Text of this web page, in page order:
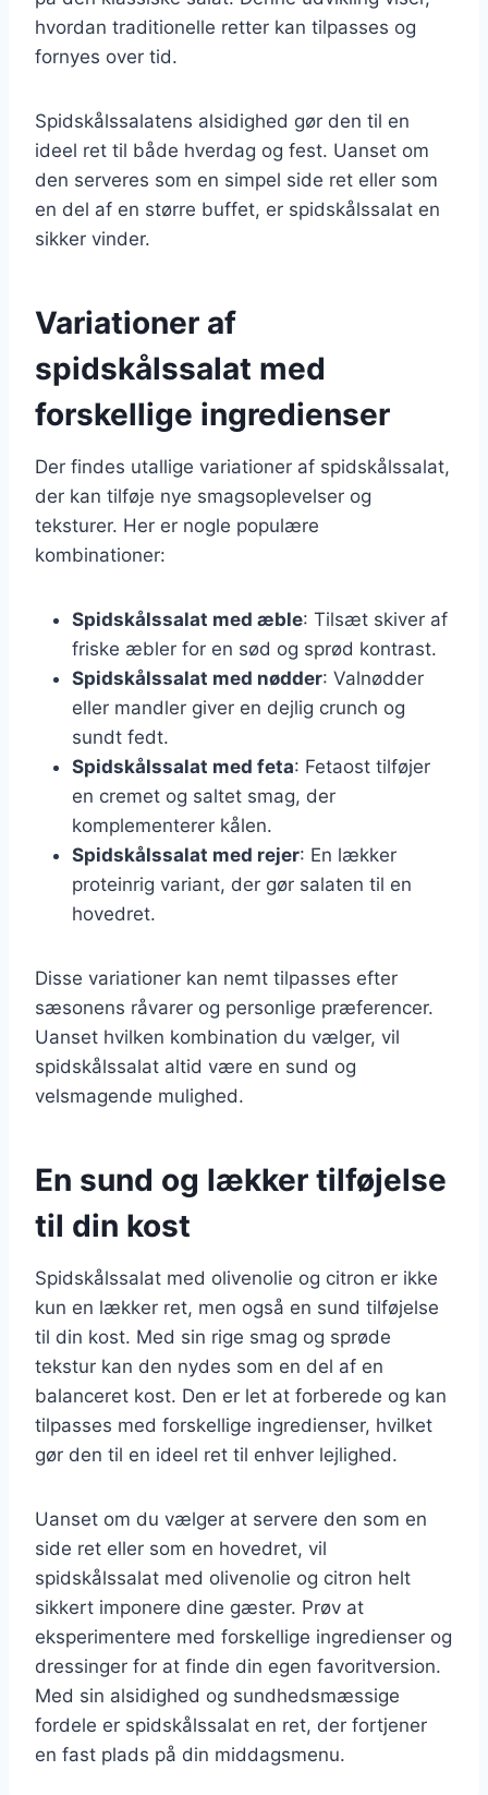
hvordan traditionelle retter kan tilpasses og
fornyes over tid.
Spidskålssalatens alsidighed gør den til en
ideel ret til både hverdag og fest. Uanset om
den serveres som en simpel side ret eller som
en del af en større buffet, er spidskålssalat en
sikker vinder.
Variationer af
spidskålssalat med
forskellige ingredienser
Der findes utallige variationer af spidskålssalat,
der kan tilføje nye smagsoplevelser og
teksturer. Her er nogle populære
kombinationer:
Spidskålssalat med æble: Tilsæt skiver af
friske æbler for en sød og sprød kontrast.
Spidskålssalat med nødder: Valnødder
eller mandler giver en dejlig crunch og
sundt fedt.
Spidskålssalat med feta: Fetaost tilføjer
en cremet og saltet smag, der
komplementerer kålen.
Spidskålssalat med rejer: En lækker
proteinrig variant, der gør salaten til en
hovedret.
Disse variationer kan nemt tilpasses efter
sæsonens råvarer og personlige præferencer.
Uanset hvilken kombination du vælger, vil
spidskålssalat altid være en sund og
velsmagende mulighed.
En sund og lækker tilføjelse
til din kost
Spidskålssalat med olivenolie og citron er ikke
kun en lækker ret, men også en sund tilføjelse
til din kost. Med sin rige smag og sprøde
tekstur kan den nydes som en del af en
balanceret kost. Den er let at forberede og kan
tilpasses med forskellige ingredienser, hvilket
gør den til en ideel ret til enhver lejlighed.
Uanset om du vælger at servere den som en
side ret eller som en hovedret, vil
spidskålssalat med olivenolie og citron helt
sikkert imponere dine gæster. Prøv at
eksperimentere med forskellige ingredienser og
dressinger for at finde din egen favoritversion.
Med sin alsidighed og sundhedsmæssige
fordele er spidskålssalat en ret, der fortjener
en fast plads på din middagsmenu.